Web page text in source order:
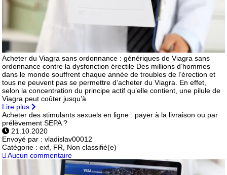
Acheter du Viagra sans ordonnance : génériques de Viagra sans
ordonnance contre la dysfonction érectile Des millions d’hommes
dans le monde souffrent chaque année de troubles de l’érection et
tous ne peuvent pas se permettre d’acheter du Viagra. En effet,
selon la concentration du principe actif qu’elle contient, une pilule de
Viagra peut coûter jusqu’à
Lire plus
Acheter des stimulants sexuels en ligne : payer à la livraison ou par
prélèvement SEPA ?
21.10.2020
Envoyé par :vladislav00012
Catégorie :exf, FR, Non classifié(e)
Aucun commentaire